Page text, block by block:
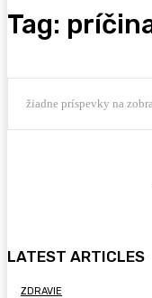
Tag:
žiadne príspevky na
LATEST ARTICLES
ZDRAVIE